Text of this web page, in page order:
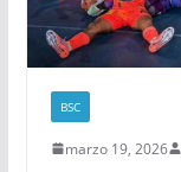
BSC
marzo 19, 2026